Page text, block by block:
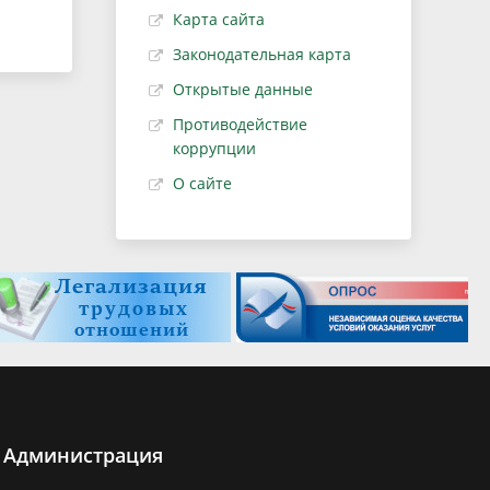
Карта сайта
Законодательная карта
Открытые данные
Противодействие
коррупции
О сайте
Администрация